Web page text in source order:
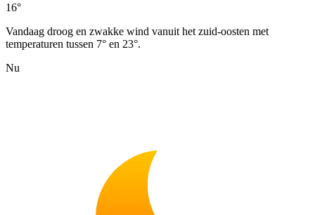
16°
Vandaag droog en zwakke wind vanuit het zuid-oosten met
temperaturen tussen 7° en 23°.
Nu